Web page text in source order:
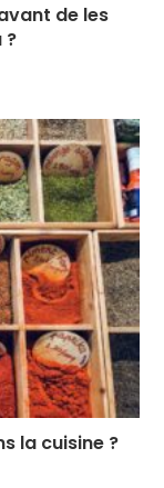
de les
?
la cuisine ?